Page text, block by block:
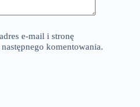
e-mail i stronę
komentowania.